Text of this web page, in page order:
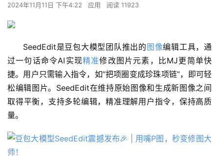
2024年11月11日 下午4:22 应用 阅读 11923
SeedEdit是豆包大模型团队推出的 图像编辑工具，通
过一句话命令AI实现精准修改图片元素，比MJ更简单快
捷。用户只需输入指令，如”把项圈变成珍珠项链”，即可轻
松编辑图片。SeedEdit在维持原始图像和生成新图像之间
取得平衡，支持多轮编辑，精准理解用户指令，保持高质
量。